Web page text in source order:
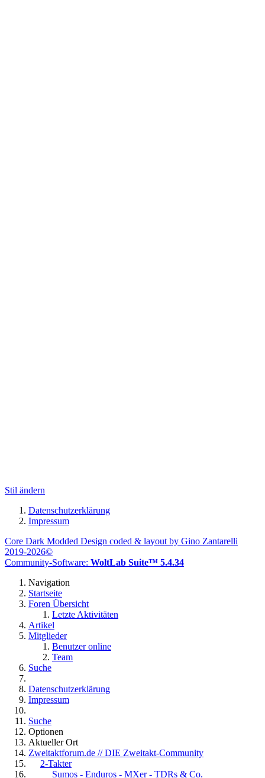
Stil ändern
Datenschutzerklärung
Impressum
Core Dark Modded Design coded & layout by Gino Zantarelli
2019-2026©
Community-Software: WoltLab Suite™ 5.4.34
Navigation
Startseite
Foren Übersicht
Letzte Aktivitäten
Artikel
Mitglieder
Benutzer online
Team
Suche
Datenschutzerklärung
Impressum
Suche
Optionen
Aktueller Ort
Zweitaktforum.de // DIE Zweitakt-Community
2-Takter
Sumos - Enduros - MXer - TDRs & Co.